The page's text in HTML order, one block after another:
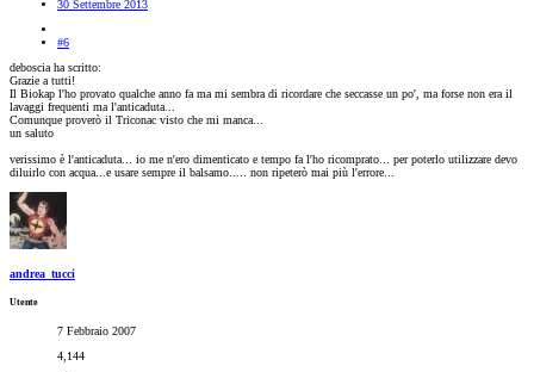
30 Settembre 2013
#6
deboscia ha scritto:
Grazie a tutti!
Il Biokap l'ho provato qualche anno fa ma mi sembra di ricordare che seccasse un po', ma forse non era il
lavaggi frequenti ma l'anticaduta...
Comunque proverò il Triconac visto che mi manca...
un saluto
verissimo è l'anticaduta... io me n'ero dimenticato e tempo fa l'ho ricomprato... per poterlo utilizzare devo
diluirlo con acqua...e usare sempre il balsamo..... non ripeterò mai più l'errore...
andrea_tucci
Utente
7 Febbraio 2007
4,144